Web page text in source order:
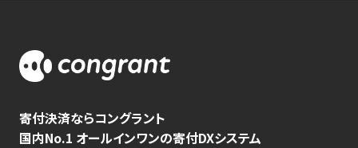
寄付決済ならコングラント
国内No.1 オールインワンの寄付DXシステム